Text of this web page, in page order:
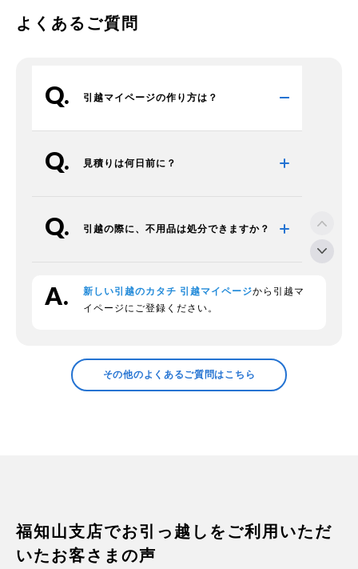
よくあるご質問
引越マイページの作り方は？
見積りは何日前に？
引越の際に、不用品は処分できますか？
段ボールの回収をお願いできますか？
領収証の発行などについて確認したい
新しい引越のカタチ 引越マイページから引越マ
イページにご登録ください。
その他のよくあるご質問はこちら
福知山支店でお引っ越しをご利用いただ
いたお客さまの声